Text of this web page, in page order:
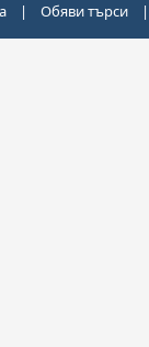
| Обяви търси |